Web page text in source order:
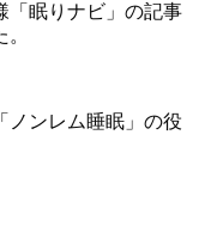
「眠りナビ」の記事
ノンレム睡眠」の役